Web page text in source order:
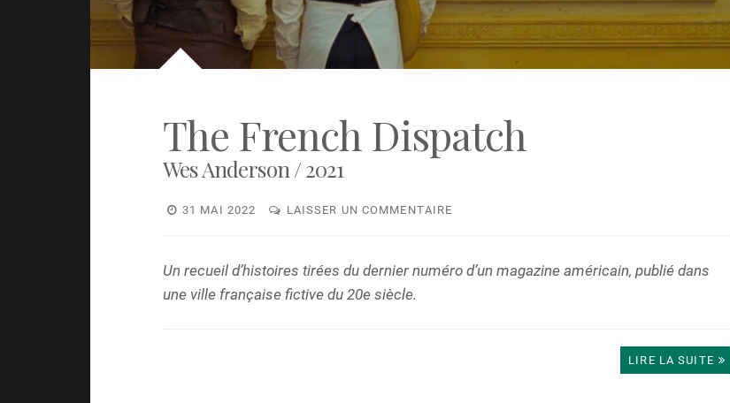
The French Dispatch
Wes Anderson / 2021
31 MAI 2022 LAISSER UN COMMENTAIRE
Un recueil d’histoires tirées du dernier numéro d’un magazine américain, publié dans
une ville française fictive du 20e siècle.
LIRE LA SUITE